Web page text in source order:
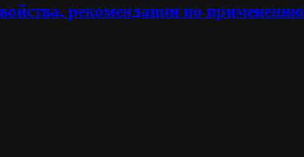
рекомендации по применению